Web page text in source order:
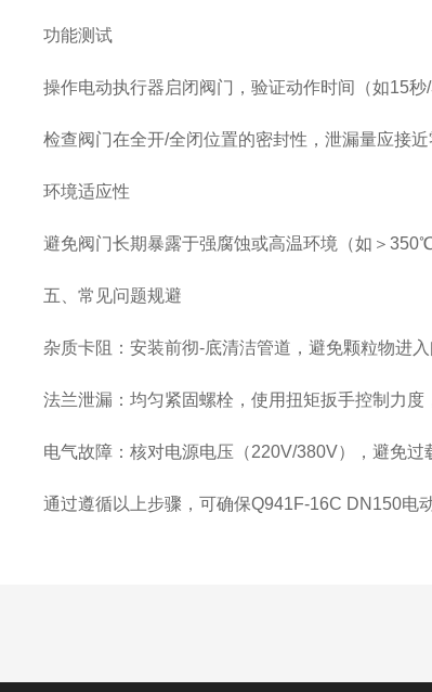
功能测试
操作电动执行器启闭阀门，验证动作时间（如15秒
检查阀门在全开/全闭位置的密封性，泄漏量应接
环境适应性
避免阀门长期暴露于强腐蚀或高温环境（如＞350℃
五、常见问题规避
杂质卡阻 ：安装前彻-底清洁管道，避免颗粒物进入
法兰泄漏 ：均匀紧固螺栓，使用扭矩扳手控制力度
电气故障 ：核对电源电压（220V/380V），避免过
通过遵循以上步骤，可确保Q941F-16C DN150电